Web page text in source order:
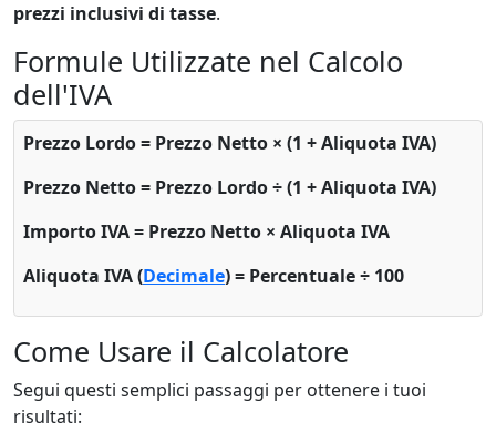
prezzi inclusivi di tasse.
Formule Utilizzate nel Calcolo
dell'IVA
Prezzo Lordo = Prezzo Netto × (1 + Aliquota IVA)
Prezzo Netto = Prezzo Lordo ÷ (1 + Aliquota IVA)
Importo IVA = Prezzo Netto × Aliquota IVA
Aliquota IVA (Decimale) = Percentuale ÷ 100
Come Usare il Calcolatore
Segui questi semplici passaggi per ottenere i tuoi
risultati: